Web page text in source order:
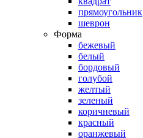
прямоугольник
шеврон
Форма
бежевый
белый
бордовый
голубой
желтый
зеленый
коричневый
красный
оранжевый